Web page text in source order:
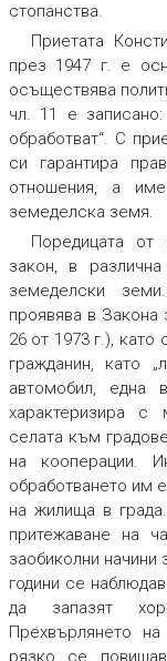
стопанства.
Приетата
през 1947 г. е
осъществява
чл. 11 е
обработват“. С
си гарантира
отношения, а
земеделска земя.
Поредицата от
закон, в
земеделски
проявява в Закона
26 от 1973 г.),
гражданин, като
автомобил,
характеризира с
селата към
на кооперации.
обработването им
на жилища в
притежаване на
заобиколни начини
години се
да запазят
Прехвърлянето
рязко се